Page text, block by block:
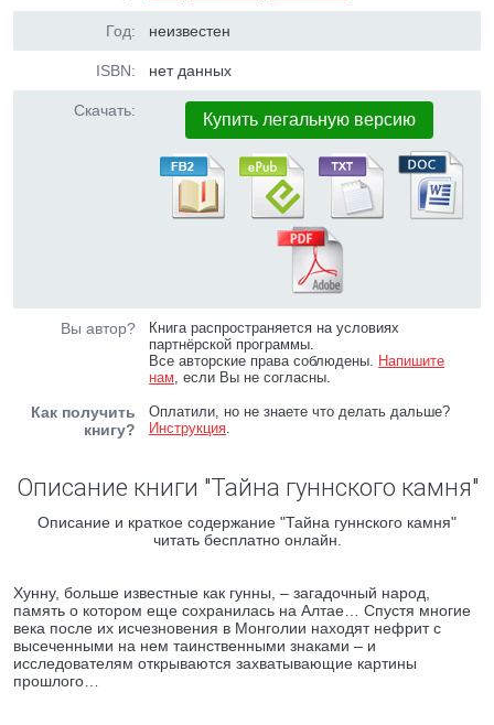
Год: неизвестен
ISBN: нет данных
Скачать: Купить легальную версию
Вы автор?
Книга распространяется на условиях
партнёрской программы.
Все авторские права соблюдены. Напишите
нам, если Вы не согласны.
Как получить
книгу?
Оплатили, но не знаете что делать дальше?
Инструкция.
Описание книги "Тайна гуннского камня"
Описание и краткое содержание "Тайна гуннского камня"
читать бесплатно онлайн.
Хунну, больше известные как гунны, – загадочный народ,
память о котором еще сохранилась на Алтае… Спустя многие
века после их исчезновения в Монголии находят нефрит с
высеченными на нем таинственными знаками – и
исследователям открываются захватывающие картины
прошлого…